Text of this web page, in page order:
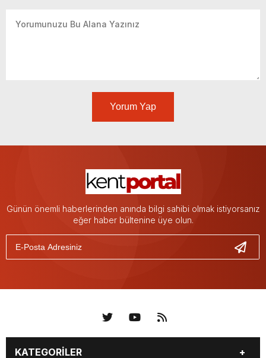
Yorum Yap
Günün önemli haberlerinden anında bilgi sahibi olmak istiyorsanız
eğer haber bültenine üye olun.
KATEGORİLER